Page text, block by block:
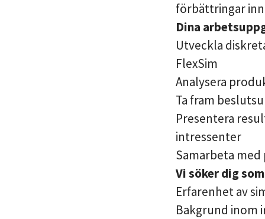
förbättringar
Dina
Utveckla
FlexSim
Analysera
Ta fram
Presentera
intressenter
Samarbeta
Vi söker dig
Erfarenhet av
Bakgrund inom